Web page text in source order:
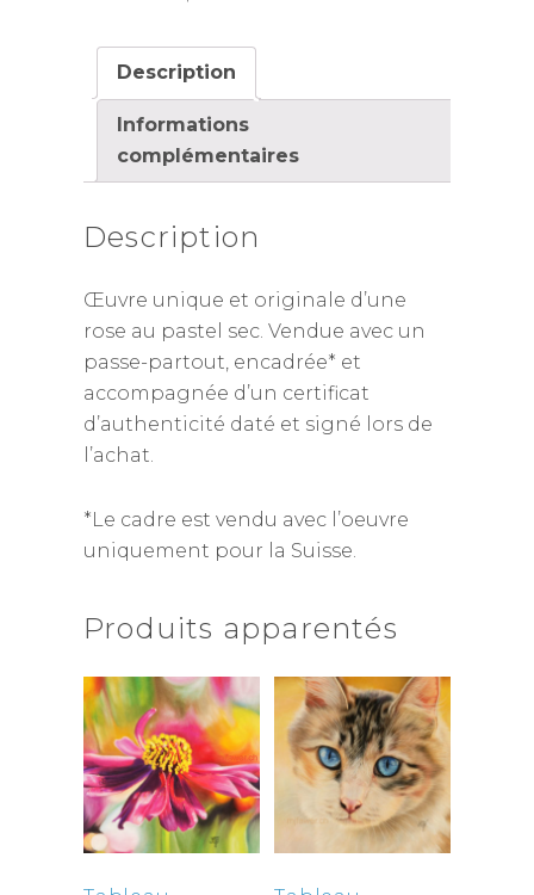
Description
Informations
complémentaires
Description
Œuvre unique et originale d’une
rose au pastel sec. Vendue avec un
passe-partout, encadrée* et
accompagnée d’un certificat
d’authenticité daté et signé lors de
l’achat.
*Le cadre est vendu avec l’oeuvre
uniquement pour la Suisse.
Produits apparentés